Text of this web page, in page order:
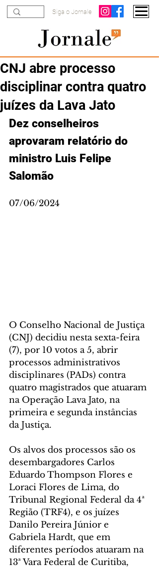
Siga o Jornale
CNJ abre processo
disciplinar contra quatro
juízes da Lava Jato
Dez conselheiros
aprovaram relatório do
ministro Luis Felipe
Salomão
07/06/2024
O Conselho Nacional de Justiça
(CNJ) decidiu nesta sexta-feira
(7), por 10 votos a 5, abrir
processos administrativos
disciplinares (PADs) contra
quatro magistrados que atuaram
na Operação Lava Jato, na
primeira e segunda instâncias
da Justiça.
Os alvos dos processos são os
desembargadores Carlos
Eduardo Thompson Flores e
Loraci Flores de Lima, do
Tribunal Regional Federal da 4ª
Região (TRF4), e os juízes
Danilo Pereira Júnior e
Gabriela Hardt, que em
diferentes períodos atuaram na
13ª Vara Federal de Curitiba,